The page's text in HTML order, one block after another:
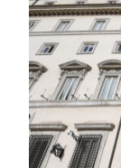
cabina
di
regia
a
Palazzo
Chigi
e